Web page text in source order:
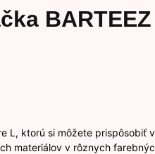
BARTEEZ
L, ktorú si môžete prispôsobiť
materiálov v rôznych